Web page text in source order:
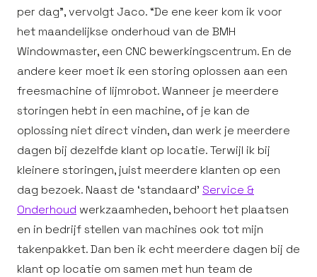
per dag”, vervolgt Jaco. “De ene keer kom ik voor
het maandelijkse onderhoud van de BMH
Windowmaster, een CNC bewerkingscentrum. En de
andere keer moet ik een storing oplossen aan een
freesmachine of lijmrobot. Wanneer je meerdere
storingen hebt in een machine, of je kan de
oplossing niet direct vinden, dan werk je meerdere
dagen bij dezelfde klant op locatie. Terwijl ik bij
kleinere storingen, juist meerdere klanten op een
dag bezoek. Naast de ‘standaard’ Service &
Onderhoud werkzaamheden, behoort het plaatsen
en in bedrijf stellen van machines ook tot mijn
takenpakket. Dan ben ik echt meerdere dagen bij de
klant op locatie om samen met hun team de